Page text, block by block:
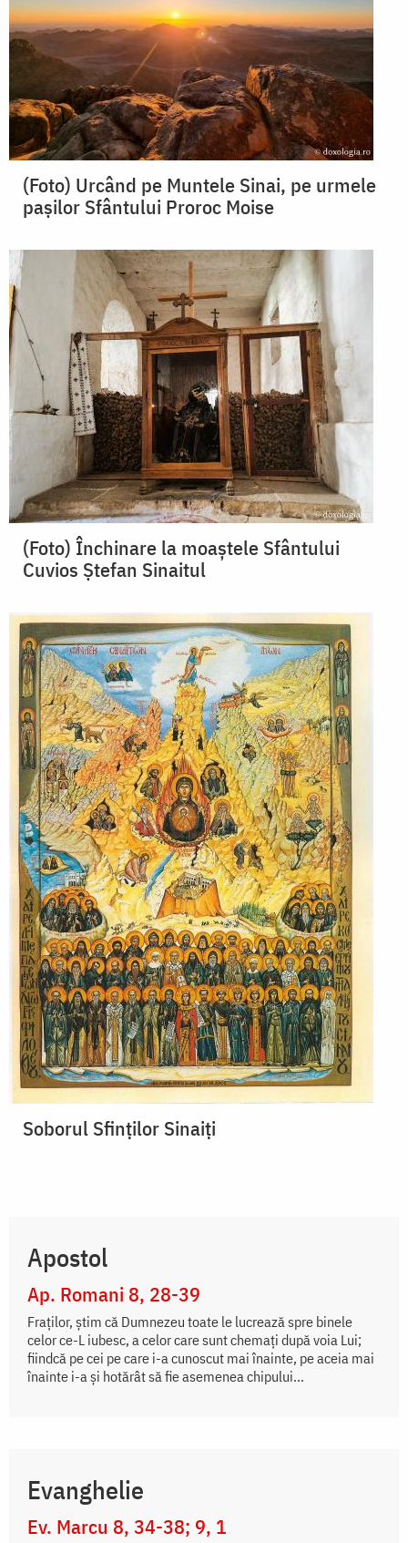
(Foto) Urcând pe Muntele Sinai, pe urmele
pașilor Sfântului Proroc Moise
(Foto) Închinare la moaștele Sfântului
Cuvios Ștefan Sinaitul
Soborul Sfinţilor Sinaiţi
Apostol
Ap. Romani 8, 28-39
Fraţilor, ştim că Dumnezeu toate le lucrează spre binele
celor ce-L iubesc, a celor care sunt chemaţi după voia Lui;
fiindcă pe cei pe care i-a cunoscut mai înainte, pe aceia mai
înainte i-a şi hotărât să fie asemenea chipului...
Evanghelie
Ev. Marcu 8, 34-38; 9, 1